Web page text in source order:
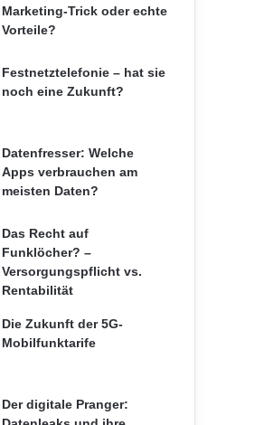
Marketing-Trick oder echte
Vorteile?
Festnetztelefonie – hat sie
noch eine Zukunft?
Datenfresser: Welche
Apps verbrauchen am
meisten Daten?
Das Recht auf
Funklöcher? –
Versorgungspflicht vs.
Rentabilität
Die Zukunft der 5G-
Mobilfunktarife
Der digitale Pranger: